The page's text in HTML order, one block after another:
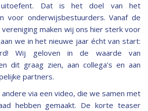
Dat is het doel van het
voor onderwijsbestuurders. Vanaf de
maken wij ons hier sterk voor
we in het nieuwe jaar écht van start:
Wij geloven in de waarde van
dit graag zien, aan collega’s en aan
partners.
via een video, die we samen met
hebben gemaakt. De korte teaser